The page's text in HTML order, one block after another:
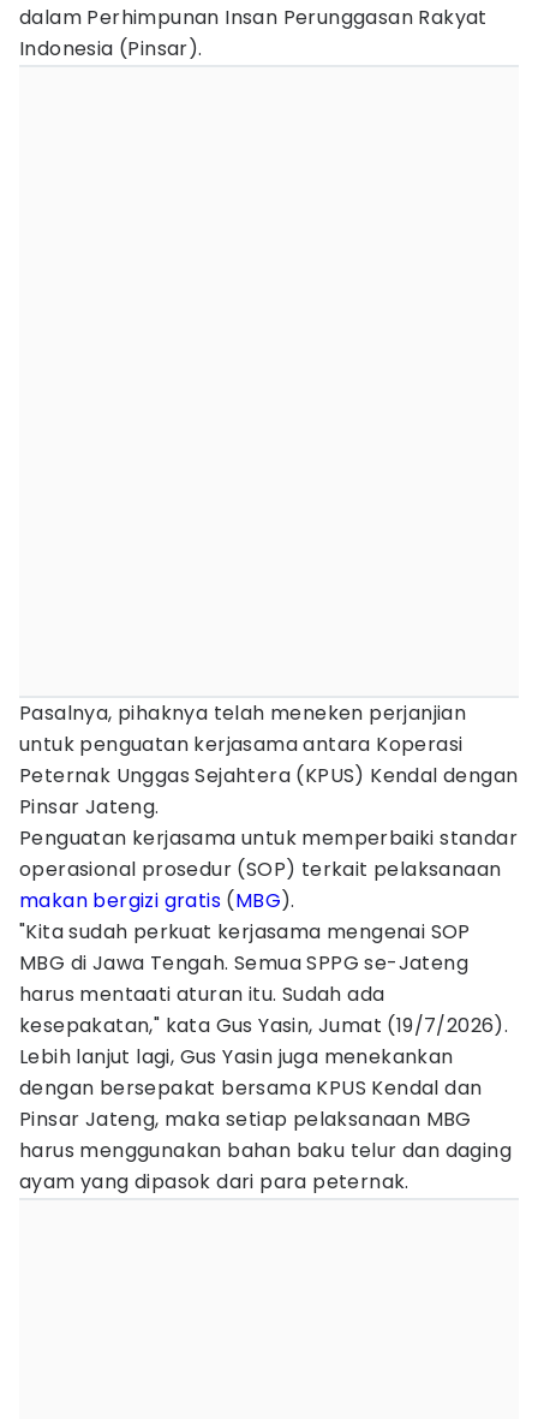
dalam Perhimpunan Insan Perunggasan Rakyat
Indonesia (Pinsar).
Pasalnya, pihaknya telah meneken perjanjian
untuk penguatan kerjasama antara Koperasi
Peternak Unggas Sejahtera (KPUS) Kendal dengan
Pinsar Jateng.
Penguatan kerjasama untuk memperbaiki standar
operasional prosedur (SOP) terkait pelaksanaan
makan bergizi gratis (MBG).
"Kita sudah perkuat kerjasama mengenai SOP
MBG di Jawa Tengah. Semua SPPG se-Jateng
harus mentaati aturan itu. Sudah ada
kesepakatan," kata Gus Yasin, Jumat (19/7/2026).
Lebih lanjut lagi, Gus Yasin juga menekankan
dengan bersepakat bersama KPUS Kendal dan
Pinsar Jateng, maka setiap pelaksanaan MBG
harus menggunakan bahan baku telur dan daging
ayam yang dipasok dari para peternak.